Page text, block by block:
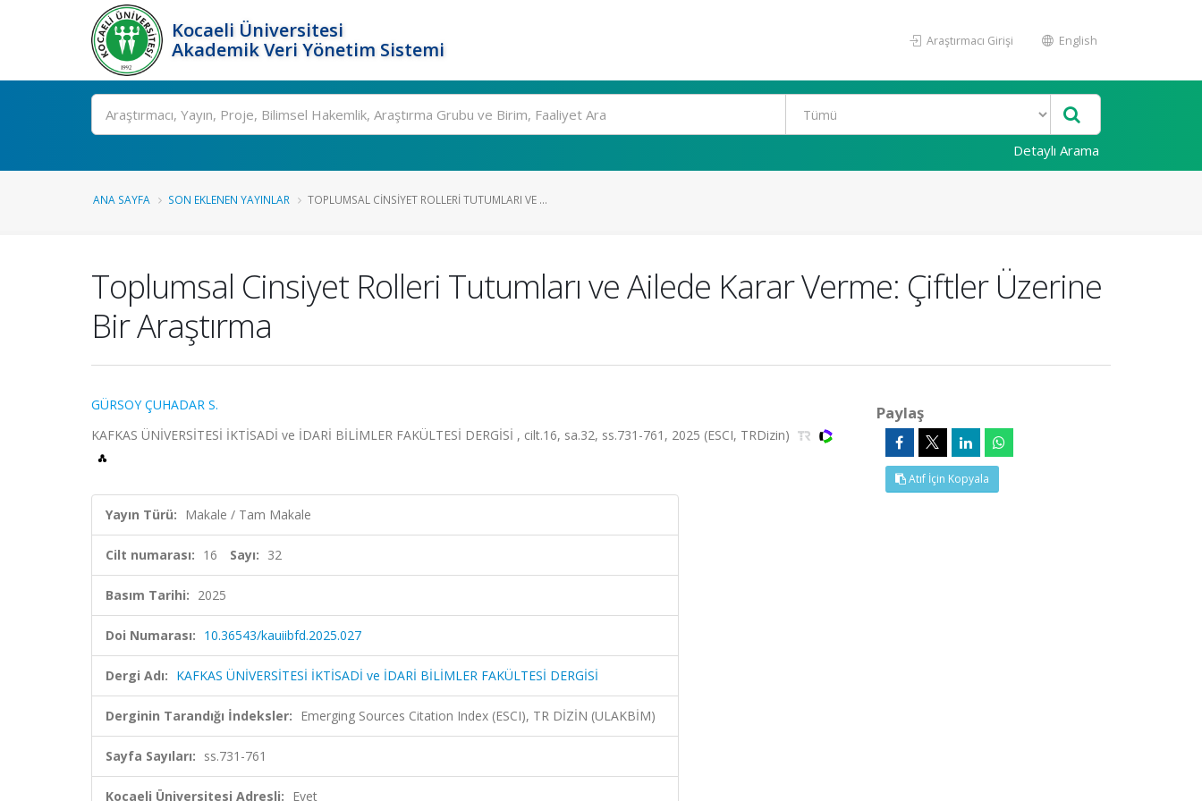
Kocaeli Üniversitesi
Akademik Veri Yönetim Sistemi
Araştırmacı Girişi English
Ara
Detaylı Arama
ANA SAYFA SON EKLENEN YAYINLAR TOPLUMSAL CINSIYET ROLLERI TUTUMLARI VE ...
Toplumsal Cinsiyet Rolleri Tutumları ve Ailede Karar Verme: Çiftler Üzerine
Bir Araştırma
GÜRSOY ÇUHADAR S.
KAFKAS ÜNİVERSİTESİ İKTİSADİ ve İDARİ BİLİMLER FAKÜLTESİ DERGİSİ , cilt.16, sa.32, ss.731-761, 2025 (ESCI, TRDizin)
Yayın Türü: Makale / Tam Makale
Cilt numarası: 16 Sayı: 32
Basım Tarihi: 2025
Doi Numarası: 10.36543/kauiibfd.2025.027
Dergi Adı: KAFKAS ÜNİVERSİTESİ İKTİSADİ ve İDARİ BİLİMLER FAKÜLTESİ DERGİSİ
Derginin Tarandığı İndeksler: Emerging Sources Citation Index (ESCI), TR DİZİN (ULAKBİM)
Sayfa Sayıları: ss.731-761
Kocaeli Üniversitesi Adresli: Evet
Paylaş
Atıf İçin Kopyala